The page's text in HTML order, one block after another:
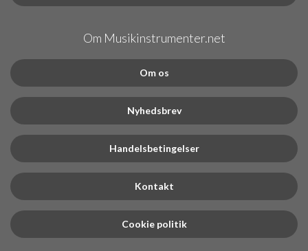
Om Musikinstrumenter.net
Om os
Nyhedsbrev
Handelsbetingelser
Kontakt
Cookie politik